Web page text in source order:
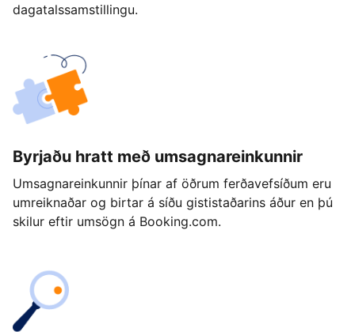
dagatalssamstillingu.
Byrjaðu hratt með umsagnareinkunnir
Umsagnareinkunnir þínar af öðrum ferðavefsíðum eru
umreiknaðar og birtar á síðu gististaðarins áður en þú
skilur eftir umsögn á Booking.com.